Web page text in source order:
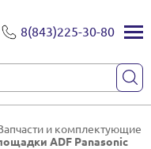
8(843)225-30-80
и комплектующие
ADF Panasonic